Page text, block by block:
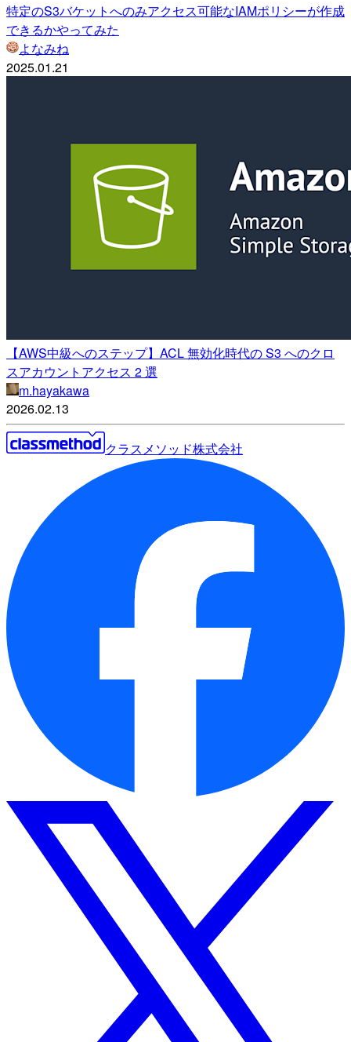
特定のS3バケットへのみアクセス可能なIAMポリシーが作成
できるかやってみた
よなみね
2025.01.21
【AWS中級へのステップ】ACL 無効化時代の S3 へのクロ
スアカウントアクセス 2 選
m.hayakawa
2026.02.13
クラスメソッド株式会社